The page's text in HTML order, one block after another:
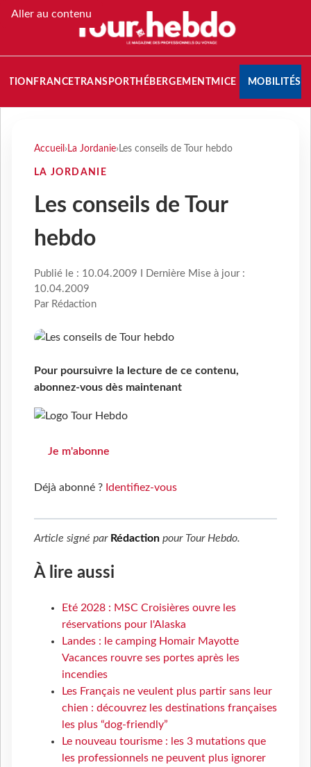
Aller au contenu
FRANCETRANSPORT HÉBERGEMENTMICE MOBILITÉS
Accueil › La Jordanie› Les conseils de Tour hebdo
LA JORDANIE
Les conseils de Tour
hebdo
Publié le : 10.04.2009 I Dernière Mise à jour :
10.04.2009
Par Rédaction
Pour poursuivre la lecture de ce contenu,
abonnez-vous dès maintenant
Je m'abonne
Déjà abonné ? Identifiez-vous
Article signé par Rédaction pour Tour Hebdo.
À lire aussi
Eté 2028 : MSC Croisières ouvre les
réservations pour l'Alaska
Landes : le camping Homair Mayotte
Vacances rouvre ses portes après les
incendies
Les Français ne veulent plus partir sans leur
chien : découvrez les destinations françaises
les plus “dog-friendly”
Le nouveau tourisme : les 3 mutations que
les professionnels ne peuvent plus ignorer